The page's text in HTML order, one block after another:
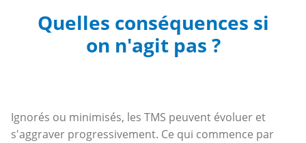
Quelles conséquences si
on n'agit pas ?
Ignorés ou minimisés, les TMS peuvent évoluer et
s'aggraver progressivement. Ce qui commence par